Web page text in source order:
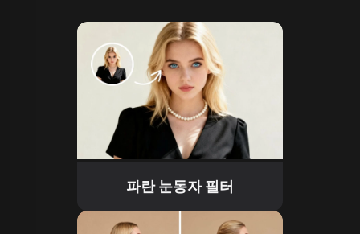
파란 눈동자 필터